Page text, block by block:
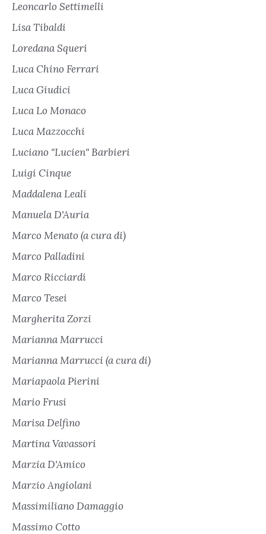
Leoncarlo Settimelli
Lisa Tibaldi
Loredana Squeri
Luca Chino Ferrari
Luca Giudici
Luca Lo Monaco
Luca Mazzocchi
Luciano "Lucien" Barbieri
Luigi Cinque
Maddalena Leali
Manuela D'Auria
Marco Menato (a cura di)
Marco Palladini
Marco Ricciardi
Marco Tesei
Margherita Zorzi
Marianna Marrucci
Marianna Marrucci (a cura di)
Mariapaola Pierini
Mario Frusi
Marisa Delfino
Martina Vavassori
Marzia D'Amico
Marzio Angiolani
Massimiliano Damaggio
Massimo Cotto